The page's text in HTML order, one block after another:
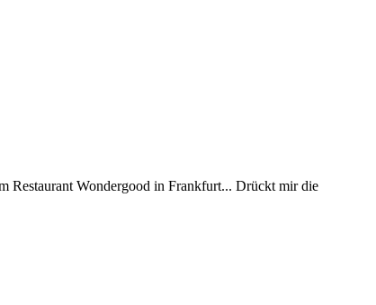
Restaurant Wondergood in Frankfurt... Drückt mir die